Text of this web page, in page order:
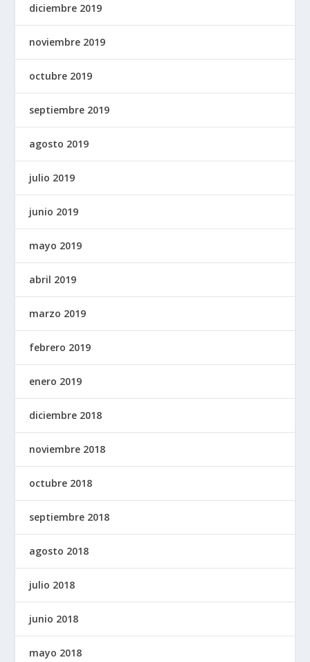
diciembre 2019
noviembre 2019
octubre 2019
septiembre 2019
agosto 2019
julio 2019
junio 2019
mayo 2019
abril 2019
marzo 2019
febrero 2019
enero 2019
diciembre 2018
noviembre 2018
octubre 2018
septiembre 2018
agosto 2018
julio 2018
junio 2018
mayo 2018